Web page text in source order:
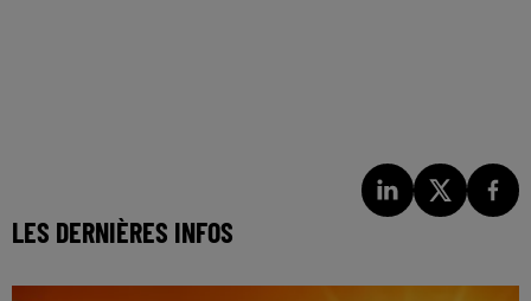
LES DERNIÈRES INFOS